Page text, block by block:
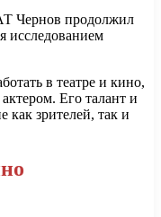
Чернов продолжил
исследованием
в театре и кино,
Его талант и
как зрителей, так и